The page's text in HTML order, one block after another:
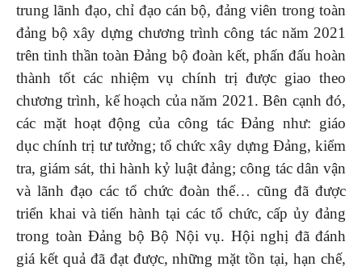
trung lãnh đạo, chỉ đạo cán bộ, đảng viên trong toàn
đảng bộ xây dựng chương trình công tác năm 2021
trên tinh thần toàn Đảng bộ đoàn kết, phấn đấu hoàn
thành tốt các nhiệm vụ chính trị được giao theo
chương trình, kế hoạch của năm 2021. Bên cạnh đó,
các mặt hoạt động của công tác Đảng như: giáo
dục chính trị tư tưởng; tổ chức xây dựng Đảng, kiểm
tra, giám sát, thi hành kỷ luật đảng; công tác dân vận
và lãnh đạo các tổ chức đoàn thể… cũng đã được
triển khai và tiến hành tại các tổ chức, cấp ủy đảng
trong toàn Đảng bộ Bộ Nội vụ. Hội nghị đã đánh
giá kết quả đã đạt được, những mặt tồn tại, hạn chế,